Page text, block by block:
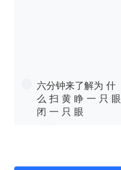
六分钟来了解为 什
么 扫 黄 睁 一 只 眼
闭 一 只 眼